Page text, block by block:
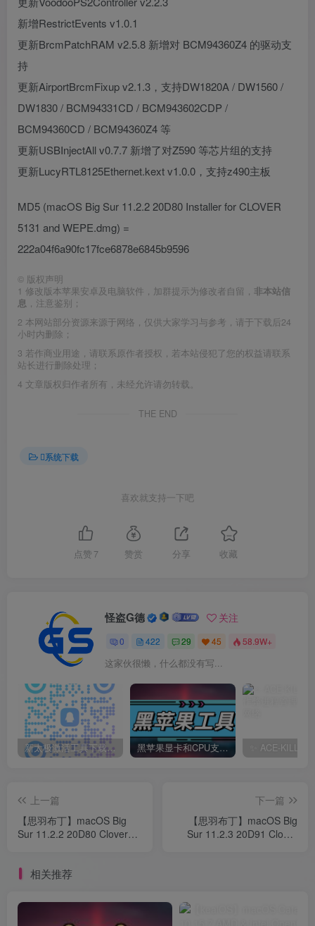
新增RestrictEvents v1.0.1
更新BrcmPatchRAM v2.5.8 新增对 BCM94360Z4 的驱动支
持
更新AirportBrcmFixup v2.1.3，支持DW1820A / DW1560 /
DW1830 / BCM94331CD / BCM943602CDP /
BCM94360CD / BCM94360Z4 等
更新USBInjectAll v0.7.7 新增了对Z590 等芯片组的支持
更新LucyRTL8125Ethernet.kext v1.0.0，支持z490主板
MD5 (macOS Big Sur 11.2.2 20D80 Installer for CLOVER
5131 and WEPE.dmg) =
222a04f6a90fc17fce6878e6845b9596
© 版权声明
1 修改版本苹果安卓及电脑软件，加群提示为修改者自留， 非本站信
息 ，注意鉴别；
2 本网站部分资源来源于网络，仅供大家学习与参考，请于下载后24
小时内删除；
3 若作商业用途，请联系原作者授权，若本站侵犯了您的权益请联系
站长进行删除处理；
4 文章版权归作者所有，未经允许请勿转载。
THE END
系统下载
喜欢就支持一下吧
点赞 7 赞赏 分享 收藏
怪盗G德 关注
0 422 29 45 58.9W+
这家伙很懒，什么都没有写...
新太极激活工具下载/教程/充值/开户(QQ交流群号749113977) 黑苹果显卡和CPU支持情况以及购买硬件防踩坑指南
上一篇
【思羽布丁】macOS Big
Sur 11.2.2 20D80 Clover
下一篇
【思羽布丁】macOS Big
Sur 11.2.3 20D91 Clover
相关推荐